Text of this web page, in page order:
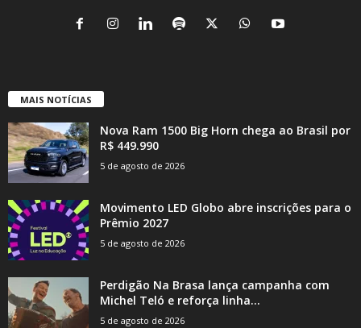
MAIS NOTÍCIAS
Nova Ram 1500 Big Horn chega ao Brasil por
R$ 449.990
5 de agosto de 2026
Movimento LED Globo abre inscrições para o
Prêmio 2027
5 de agosto de 2026
Perdigão Na Brasa lança campanha com
Michel Teló e reforça linha...
5 de agosto de 2026